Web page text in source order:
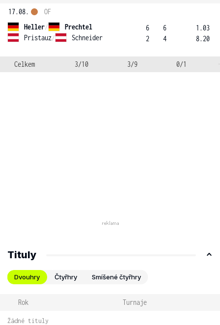
17.08.
Heller/
Prechtel
Pristauz/ Schneider
OF
6
2
6
4
1.03
8.20
Celkem 3/10 3/9 0/1
Tituly
Dvouhry Čtyřhry Smíšené čtyřhry
Rok Turnaje
Žádné tituly